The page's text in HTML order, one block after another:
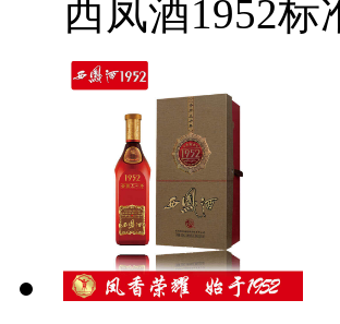
西凤酒1952标